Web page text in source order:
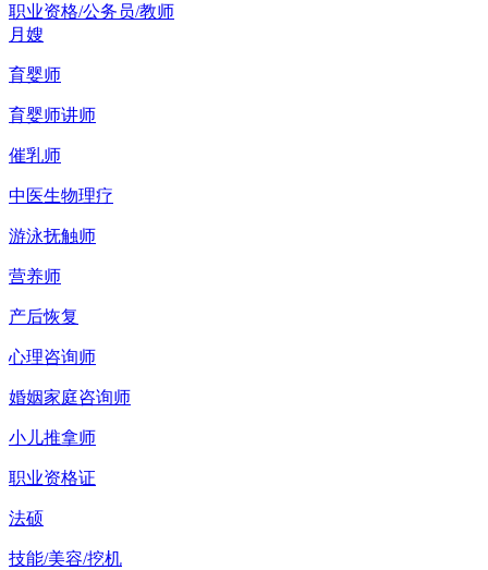
职业资格/公务员/教师
月嫂
育婴师
育婴师讲师
催乳师
中医生物理疗
游泳抚触师
营养师
产后恢复
心理咨询师
婚姻家庭咨询师
小儿推拿师
职业资格证
法硕
技能/美容/挖机